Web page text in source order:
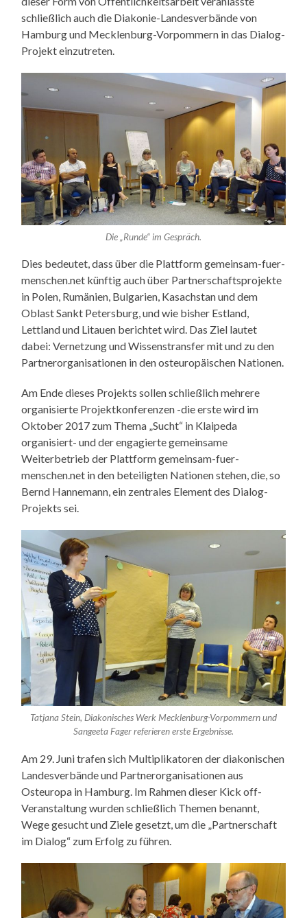
schließlich auch die Diakonie-Landesverbände von
Hamburg und Mecklenburg-Vorpommern in das Dialog-
Projekt einzutreten.
Die „Runde“ im Gespräch.
Dies bedeutet, dass über die Plattform gemeinsam-fuer-
menschen.net künftig auch über Partnerschaftsprojekte
in Polen, Rumänien, Bulgarien, Kasachstan und dem
Oblast Sankt Petersburg, und wie bisher Estland,
Lettland und Litauen berichtet wird. Das Ziel lautet
dabei: Vernetzung und Wissenstransfer mit und zu den
Partnerorganisationen in den osteuropäischen Nationen.
Am Ende dieses Projekts sollen schließlich mehrere
organisierte Projektkonferenzen -die erste wird im
Oktober 2017 zum Thema „Sucht“ in Klaipeda
organisiert- und der engagierte gemeinsame
Weiterbetrieb der Plattform gemeinsam-fuer-
menschen.net in den beteiligten Nationen stehen, die, so
Bernd Hannemann, ein zentrales Element des Dialog-
Projekts sei.
Tatjana Stein, Diakonisches Werk Mecklenburg-Vorpommern und
Sangeeta Fager referieren erste Ergebnisse.
Am 29. Juni trafen sich Multiplikatoren der diakonischen
Landesverbände und Partnerorganisationen aus
Osteuropa in Hamburg. Im Rahmen dieser Kick off-
Veranstaltung wurden schließlich Themen benannt,
Wege gesucht und Ziele gesetzt, um die „Partnerschaft
im Dialog“ zum Erfolg zu führen.